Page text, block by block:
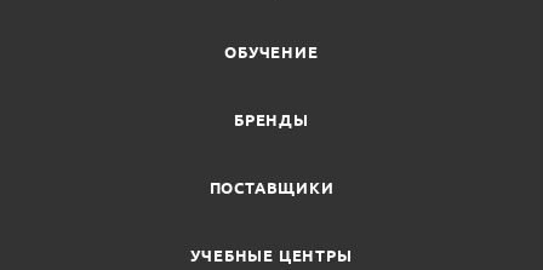
ОБУЧЕНИЕ
БРЕНДЫ
ПОСТАВЩИКИ
УЧЕБНЫЕ ЦЕНТРЫ